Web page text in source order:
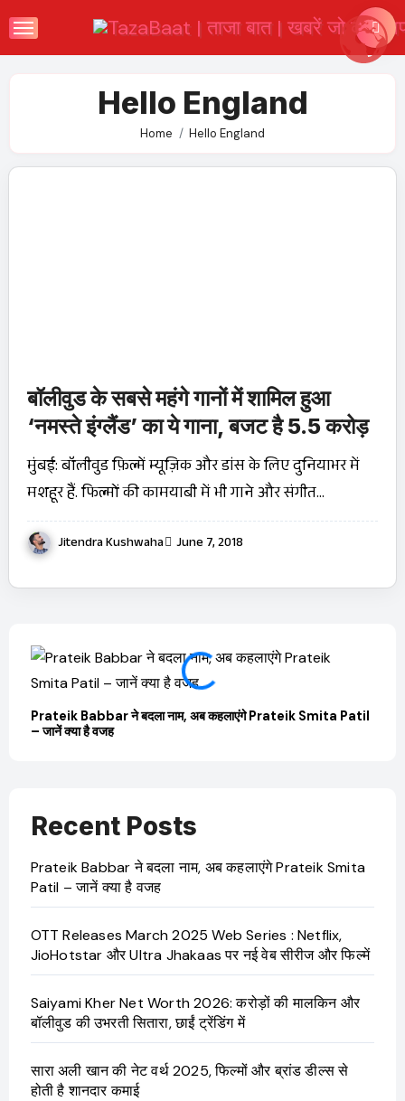
to
Hello England
Home Hello England
बॉलीवुड के सबसे महंगे गानों में शामिल हुआ
‘नमस्ते इंग्लैंड’ का ये गाना, बजट है 5.5 करोड़
मुंबई: बॉलीवुड फ़िल्में म्यूज़िक और डांस के लिए दुनियाभर में
मशहूर हैं. फिल्मों की कामयाबी में भी गाने और संगीत…
Jitendra Kushwaha June 7, 2018
Prateik Babbar ने बदला नाम, अब कहलाएंगे Prateik Smita Patil
– जानें क्या है वजह
Recent Posts
Prateik Babbar ने बदला नाम, अब कहलाएंगे Prateik Smita
Patil – जानें क्या है वजह
OTT Releases March 2025 Web Series : Netflix,
JioHotstar और Ultra Jhakaas पर नई वेब सीरीज और फिल्में
Saiyami Kher Net Worth 2026: करोड़ों की मालकिन और
बॉलीवुड की उभरती सितारा, छाईं ट्रेंडिंग में
सारा अली खान की नेट वर्थ 2025, फिल्मों और ब्रांड डील्स से
होती है शानदार कमाई